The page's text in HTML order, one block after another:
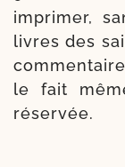
impri­mer,
livres des
le fait
réservée.